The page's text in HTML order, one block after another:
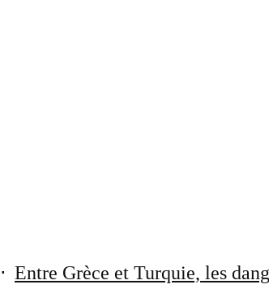
Entre Grèce et Turquie, les